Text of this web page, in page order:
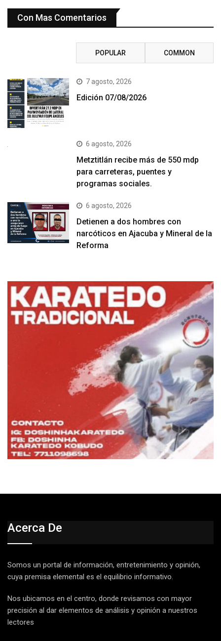
Con Mas Comentarios
POPULAR COMMON
7 agosto, 2026
Edición 07/08/2026
6 agosto, 2026
Metztitlán recibe más de 550 mdp
para carreteras, puentes y
programas sociales.
6 agosto, 2026
Detienen a dos hombres con
narcóticos en Ajacuba y Mineral de la
Reforma
Acerca De
Somos un portal de información, entretenimiento y opinión,
cuya premisa elemental es el equilibrio informativo.
Nos ubicamos en el centro, donde revisamos con mayor
precisión al dar elementos de análisis y opinión a nuestros
lectores